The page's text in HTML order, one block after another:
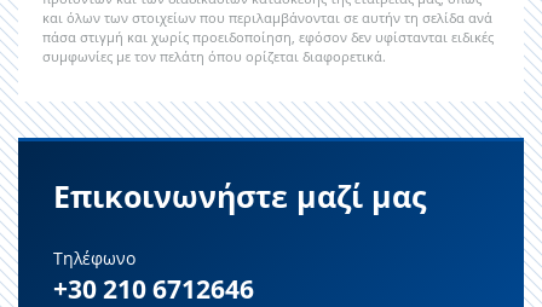
και όλων των στοιχείων που περιλαμβάνονται σε αυτήν τη σελίδα ανά
πάσα στιγμή και χωρίς προειδοποίηση, εφόσον δεν υφίστανται ειδικές
συμφωνίες με τον πελάτη όπου ορίζεται διαφορετικά.
Επικοινωνήστε μαζί μας
Τηλέφωνο
+30 210 6712646